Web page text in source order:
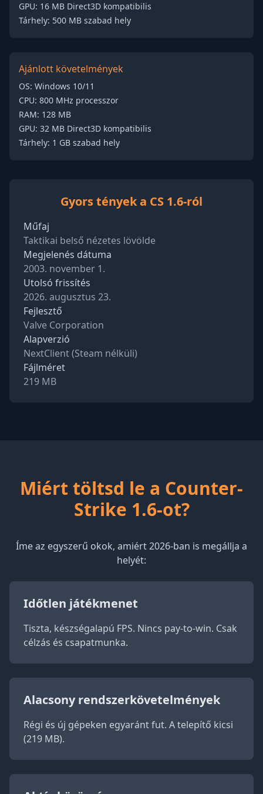
GPU: 16 MB Direct3D kompatibilis
Tárhely: 500 MB szabad hely
Ajánlott követelmények
OS: Windows 10/11
CPU: 800 MHz processzor
RAM: 128 MB
GPU: 32 MB Direct3D kompatibilis
Tárhely: 1 GB szabad hely
Gyors tények a CS 1.6-ról
Műfaj
Taktikai belső nézetes lövölde
Megjelenés dátuma
2003. november 1.
Utolsó frissítés
2026. augusztus 23.
Fejlesztő
Valve Corporation
Alapverzió
NextClient (Steam nélküli)
Fájlméret
219 MB
Miért töltsd le a Counter-
Strike 1.6-ot?
Íme az egyszerű okok, amiért 2026-ban is megállja a
helyét:
Időtlen játékmenet
Tiszta, készségalapú FPS. Nincs pay-to-win. Csak
célzás és csapatmunka.
Alacsony rendszerkövetelmények
Régi és új gépeken egyaránt fut. A telepítő kicsi
(219 MB).